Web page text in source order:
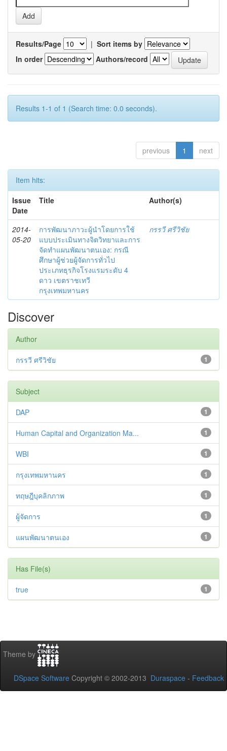
Results/Page | Sort items by
In order
Authors/record
Results 1-1 of 1 (Search time: 0.0 seconds).
previous 1 next
Item hits:
Issue
Date
Title Author(s)
2014-
05-20
การพัฒนาภาวะผู้นำโดยการใช้
แบบประเมินทางจิตวิทยาและการ
จัดทำแผนพัฒนาตนเอง: กรณี
ศึกษาผู้ช่วยผู้จัดการทั่วไป
ประเภทธุรกิจโรงแรมระดับ 4
ดาว เขตราชเทวี
กรุงเทพมหานคร
กรรวี ศรีวิชัย
Discover
Author
1
กรรวี ศรีวิชัย
Subject
1
DAP
1
Human Capital and Organization Ma...
1
WBI
1
กรุงเทพมหานคร
1
ทฤษฎีบุคลิกภาพ
1
ผู้จัดการ
1
แผนพัฒนาตนเอง
Has File(s)
1
true
Theme by
DSpace Software Copyright © 2002-2013 Duraspace - Feedback